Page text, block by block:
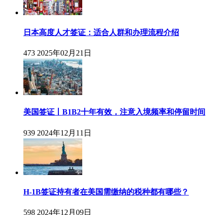
日本高度人才签证：适合人群和办理流程介绍
473 2025年02月21日
美国签证丨B1B2十年有效，注意入境频率和停留时间
939 2024年12月11日
H-1B签证持有者在美国需缴纳的税种都有哪些？
598 2024年12月09日